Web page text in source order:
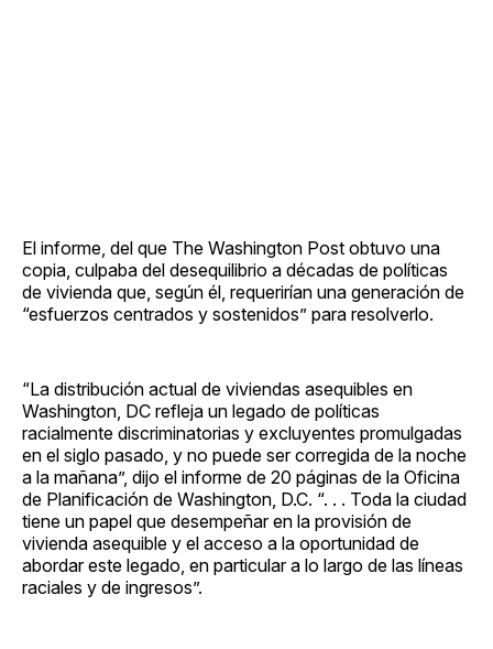
El informe, del que The Washington Post obtuvo una
copia, culpaba del desequilibrio a décadas de políticas
de vivienda que, según él, requerirían una generación de
“esfuerzos centrados y sostenidos” para resolverlo.
“La distribución actual de viviendas asequibles en
Washington, DC refleja un legado de políticas
racialmente discriminatorias y excluyentes promulgadas
en el siglo pasado, y no puede ser corregida de la noche
a la mañana”, dijo el informe de 20 páginas de la Oficina
de Planificación de Washington, D.C. “. . . Toda la ciudad
tiene un papel que desempeñar en la provisión de
vivienda asequible y el acceso a la oportunidad de
abordar este legado, en particular a lo largo de las líneas
raciales y de ingresos”.